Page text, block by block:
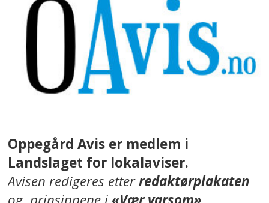
Oppegård Avis er medlem i
Landslaget for lokalaviser.
Avisen redigeres etterredaktørplakaten